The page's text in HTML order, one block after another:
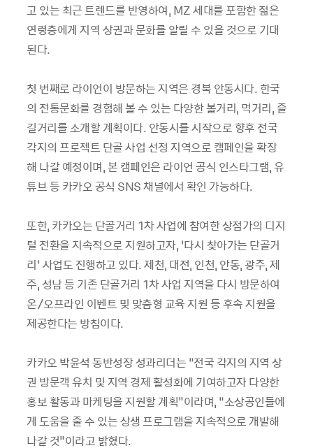
고 있는 최근 트렌드를 반영하여, MZ 세대를 포함한 젊은
연령층에게 지역 상권과 문화를 알릴 수 있을 것으로 기대
된다.
첫 번째로 라이언이 방문하는 지역은 경북 안동시다. 한국
의 전통문화를 경험해 볼 수 있는 다양한 볼거리, 먹거리, 즐
길거리를 소개할 계획이다. 안동시를 시작으로 향후 전국
각지의 프로젝트 단골 사업 선정 지역으로 캠페인을 확장
해 나갈 예정이며, 본 캠페인은 라이언 공식 인스타그램, 유
튜브 등 카카오 공식 SNS 채널에서 확인 가능하다.
또한, 카카오는 단골거리 1차 사업에 참여한 상점가의 디지
털 전환을 지속적으로 지원하고자, ‘다시 찾아가는 단골거
리’ 사업도 진행하고 있다. 제천, 대전, 인천, 안동, 광주, 제
주, 성남 등 기존 단골거리 1차 사업 지역을 다시 방문하여
온/오프라인 이벤트 및 맞춤형 교육 지원 등 후속 지원을
제공한다는 방침이다.
카카오 박윤석 동반성장 성과리더는 “전국 각지의 지역 상
권 방문객 유치 및 지역 경제 활성화에 기여하고자 다양한
홍보 활동과 마케팅을 지원할 계획"이라며, “소상공인들에
게 도움을 줄 수 있는 상생 프로그램을 지속적으로 개발해
나갈 것"이라고 밝혔다.